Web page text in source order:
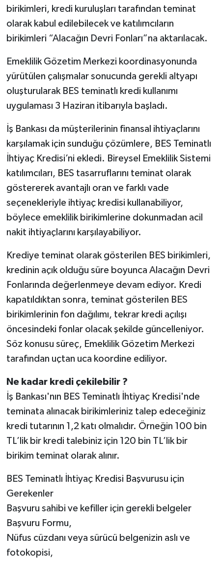
birikimleri, kredi kuruluşları tarafından teminat
olarak kabul edilebilecek ve katılımcıların
birikimleri “Alacağın Devri Fonları”na aktarılacak.
Emeklilik Gözetim Merkezi koordinasyonunda
yürütülen çalışmalar sonucunda gerekli altyapı
oluşturularak BES teminatlı kredi kullanımı
uygulaması 3 Haziran itibarıyla başladı.
İş Bankası da müşterilerinin finansal ihtiyaçlarını
karşılamak için sunduğu çözümlere, BES Teminatlı
İhtiyaç Kredisi’ni ekledi. Bireysel Emeklilik Sistemi
katılımcıları, BES tasarruflarını teminat olarak
göstererek avantajlı oran ve farklı vade
seçenekleriyle ihtiyaç kredisi kullanabiliyor,
böylece emeklilik birikimlerine dokunmadan acil
nakit ihtiyaçlarını karşılayabiliyor.
Krediye teminat olarak gösterilen BES birikimleri,
kredinin açık olduğu süre boyunca Alacağın Devri
Fonlarında değerlenmeye devam ediyor. Kredi
kapatıldıktan sonra, teminat gösterilen BES
birikimlerinin fon dağılımı, tekrar kredi açılışı
öncesindeki fonlar olacak şekilde güncelleniyor.
Söz konusu süreç, Emeklilik Gözetim Merkezi
tarafından uçtan uca koordine ediliyor.
Ne kadar kredi çekilebilir ?
İş Bankası'nın BES Teminatlı İhtiyaç Kredisi'nde
teminata alınacak birikimleriniz talep edeceğiniz
kredi tutarının 1,2 katı olmalıdır. Örneğin 100 bin
TL’lik bir kredi talebiniz için 120 bin TL’lik bir
birikim teminat olarak alınır.
BES Teminatlı İhtiyaç Kredisi Başvurusu için
Gerekenler
Başvuru sahibi ve kefiller için gerekli belgeler
Başvuru Formu,
Nüfus cüzdanı veya sürücü belgenizin aslı ve
fotokopisi,